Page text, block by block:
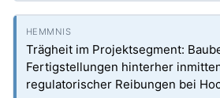
Trägheit im Projektsegment:
Fertigstellungen hinterher
regulatorischer Reibungen bei